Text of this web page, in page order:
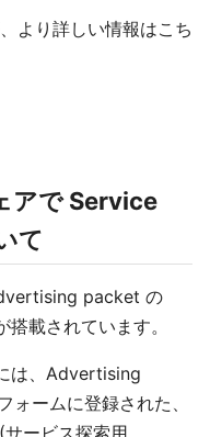
より詳しい情報はこち
アで Service
て
packet の
載されています。
は、Advertising
ームに登録された、
ービス探索用